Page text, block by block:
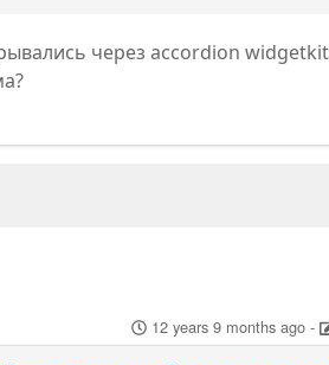
через accordion
12 years 9 months ago-